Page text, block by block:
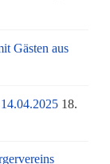
Gästen aus
18.